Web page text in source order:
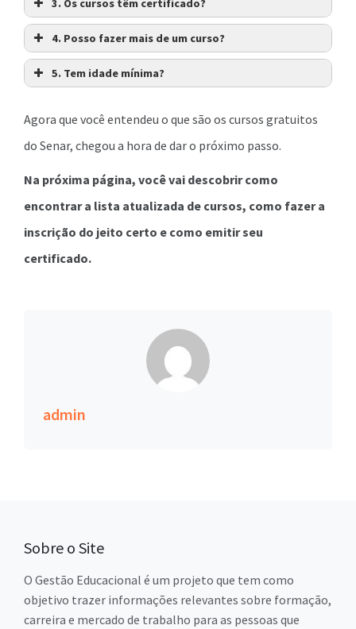
3. Os cursos têm certificado?
4. Posso fazer mais de um curso?
5. Tem idade mínima?
Agora que você entendeu o que são os cursos gratuitos
do Senar, chegou a hora de dar o próximo passo.
Na próxima página, você vai descobrir como
encontrar a lista atualizada de cursos, como fazer a
inscrição do jeito certo e como emitir seu
certificado.
admin
Sobre o Site
O Gestão Educacional é um projeto que tem como
objetivo trazer informações relevantes sobre formação,
carreira e mercado de trabalho para as pessoas que